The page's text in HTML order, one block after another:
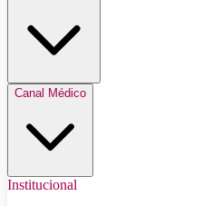
Canal Médico
Institucional